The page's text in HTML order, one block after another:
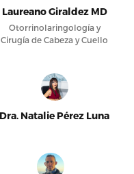
Laureano Giraldez MD
Otorrinolaringología y
Cirugía de Cabeza y Cuello
Dra. Natalie Pérez Luna